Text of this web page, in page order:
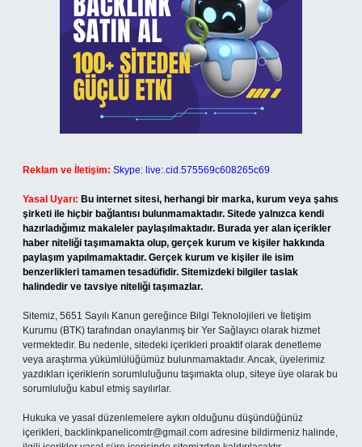
Reklam ve İletişim: Skype: live:.cid.575569c608265c69
Yasal Uyarı: Bu internet sitesi, herhangi bir marka, kurum veya şahıs
şirketi ile hiçbir bağlantısı bulunmamaktadır. Sitede yalnızca kendi
hazırladığımız makaleler paylaşılmaktadır. Burada yer alan içerikler
haber niteliği taşımamakta olup, gerçek kurum ve kişiler hakkında
paylaşım yapılmamaktadır. Gerçek kurum ve kişiler ile isim
benzerlikleri tamamen tesadüfidir. Sitemizdeki bilgiler taslak
halindedir ve tavsiye niteliği taşımazlar.
Sitemiz, 5651 Sayılı Kanun gereğince Bilgi Teknolojileri ve İletişim
Kurumu (BTK) tarafından onaylanmış bir Yer Sağlayıcı olarak hizmet
vermektedir. Bu nedenle, sitedeki içerikleri proaktif olarak denetleme
veya araştırma yükümlülüğümüz bulunmamaktadır. Ancak, üyelerimiz
yazdıkları içeriklerin sorumluluğunu taşımakta olup, siteye üye olarak bu
sorumluluğu kabul etmiş sayılırlar.
Hukuka ve yasal düzenlemelere aykırı olduğunu düşündüğünüz
içerikleri, backlinkpanelicomtr@gmail.com adresine bildirmeniz halinde,